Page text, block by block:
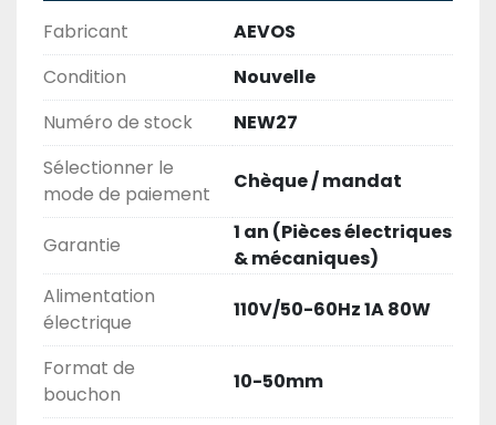
Fabricant
AEVOS
Condition
Nouvelle
Numéro de stock
NEW27
Sélectionner le
mode de paiement
Chèque / mandat
Garantie
1 an (Pièces électriques
& mécaniques)
Alimentation
électrique
110V/50-60Hz 1A 80W
Format de
bouchon
10-50mm